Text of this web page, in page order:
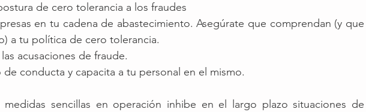
de cero tolerancia a los fraudes
en tu cadena de abastecimiento. Asegúrate que comprendan (y que
a tu política de cero tolerancia.
acusaciones de fraude.
de conducta y capacita a tu personal en el mismo.
medidas sencillas en operación inhibe en el largo plazo situaciones de